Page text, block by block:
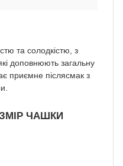
та солодкістю, з
доповнюють загальну
приємне післясмак з
ЧАШКИ